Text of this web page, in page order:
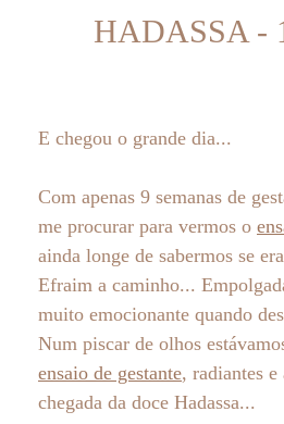
HADASSA -
E chegou o grande dia...
Com apenas 9 semanas de
me procurar para vermos o
ainda longe de sabermos se
Efraim a caminho...
muito emocionante quando
Num piscar de olhos
ensaio de gestante, radiantes e
chegada da doce Hadassa...